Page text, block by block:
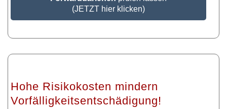
(JETZT hier klicken)
Hohe Risikokosten mindern
Vorfälligkeitsentschädigung!